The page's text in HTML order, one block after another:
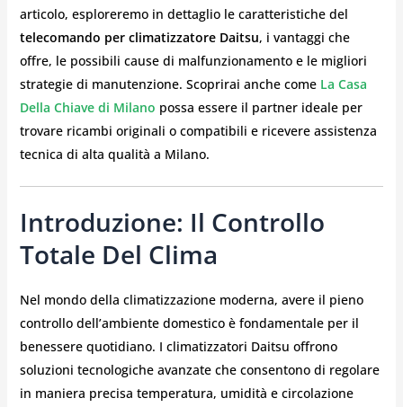
articolo, esploreremo in dettaglio le caratteristiche del
telecomando per climatizzatore Daitsu, i vantaggi che
offre, le possibili cause di malfunzionamento e le migliori
strategie di manutenzione. Scoprirai anche come La Casa
Della Chiave di Milano possa essere il partner ideale per
trovare ricambi originali o compatibili e ricevere assistenza
tecnica di alta qualità a Milano.
Introduzione: Il Controllo
Totale Del Clima
Nel mondo della climatizzazione moderna, avere il pieno
controllo dell’ambiente domestico è fondamentale per il
benessere quotidiano. I climatizzatori Daitsu offrono
soluzioni tecnologiche avanzate che consentono di regolare
in maniera precisa temperatura, umidità e circolazione